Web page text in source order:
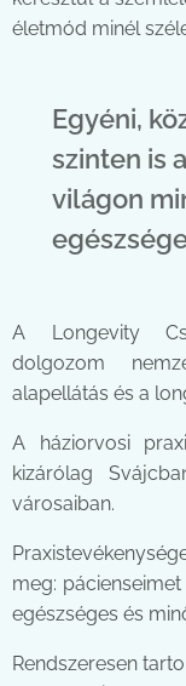
életmód minél
Egyéni,
szinten is
világon
A Longevity
dolgozom
alapellátás és a
A háziorvosi
kizárólag
városaiban.
meg:
egészséges és
Rendszeresen